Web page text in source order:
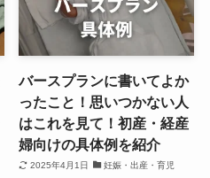
バースプランに書いてよか
ったこと！思いつかない人
はこれを見て！初産・経産
婦向けの具体例を紹介
2025年4月1日 妊娠・出産・育児